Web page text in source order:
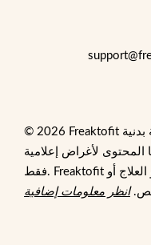
لأغراض إعلامية
فقط. Freaktofit ليس بديلاً عن المشورة الطبية أو العلاج أو
انظر معلومات إضافية